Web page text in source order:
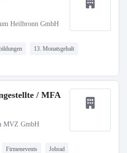
Heilbronn GmbH
13. Monatsgehalt
/ MFA
MVZ GmbH
Firmenevents Jobrad